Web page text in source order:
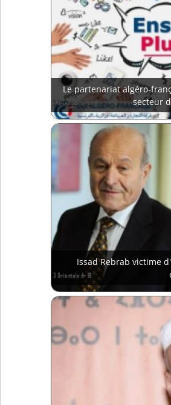
Le partenariat algéro-
secteur
Issad Rebrab victime